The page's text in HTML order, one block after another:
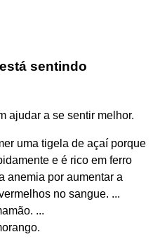
sentindo
ajudar a se sentir melhor.
uma tigela de açaí porque
e é rico em ferro
anemia por aumentar a
no sangue. ...
...